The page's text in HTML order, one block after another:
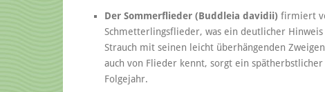
Der Sommerflieder (Buddleia davidii) firmiert
Schmetterlingsflieder, was ein deutlicher
Strauch mit seinen leicht überhängenden
auch von Flieder kennt, sorgt ein
Folgejahr.